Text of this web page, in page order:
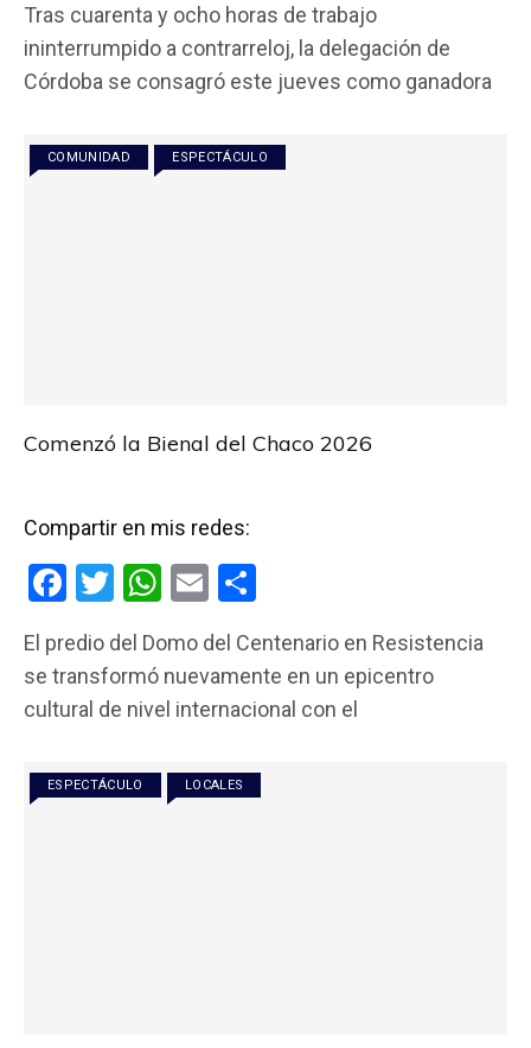
ce
b
o
k
tt
er
at
s
p
p
ail m
p
ar
tir
Tras cuarenta y ocho horas de trabajo
ininterrumpido a contrarreloj, la delegación de
Córdoba se consagró este jueves como ganadora
COMUNIDAD ESPECTÁCULO
Comenzó la Bienal del Chaco 2026
Compartir en mis redes:
F
ce
b
o
k
T
tt
er
W
at
s
p
p
E
ail m
p
tir
El predio del Domo del Centenario en Resistencia
se transformó nuevamente en un epicentro
cultural de nivel internacional con el
ESPECTÁCULO LOCALES